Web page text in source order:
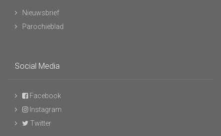
Nieuwsbrief
Parochieblad
Social Media
Facebook
Instagram
Twitter